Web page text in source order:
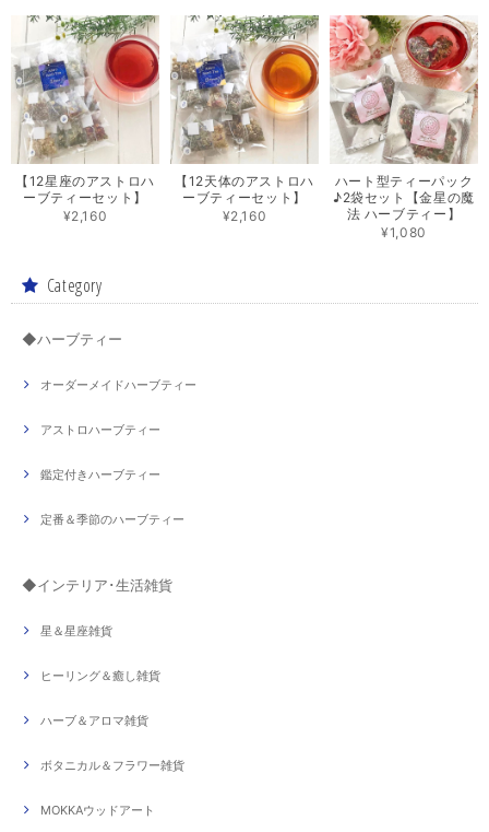
【12星座のアストロハ
ーブティーセット】
¥2,160
【12天体のアストロハ
ーブティーセット】
¥2,160
ハート型ティーパック
♪2袋セット【金星の魔
法 ハーブティー】
¥1,080
Category
◆ハーブティー
オーダーメイドハーブティー
アストロハーブティー
鑑定付きハーブティー
定番＆季節のハーブティー
◆インテリア･生活雑貨
星＆星座雑貨
ヒーリング＆癒し雑貨
ハーブ＆アロマ雑貨
ボタニカル＆フラワー雑貨
MOKKAウッドアート